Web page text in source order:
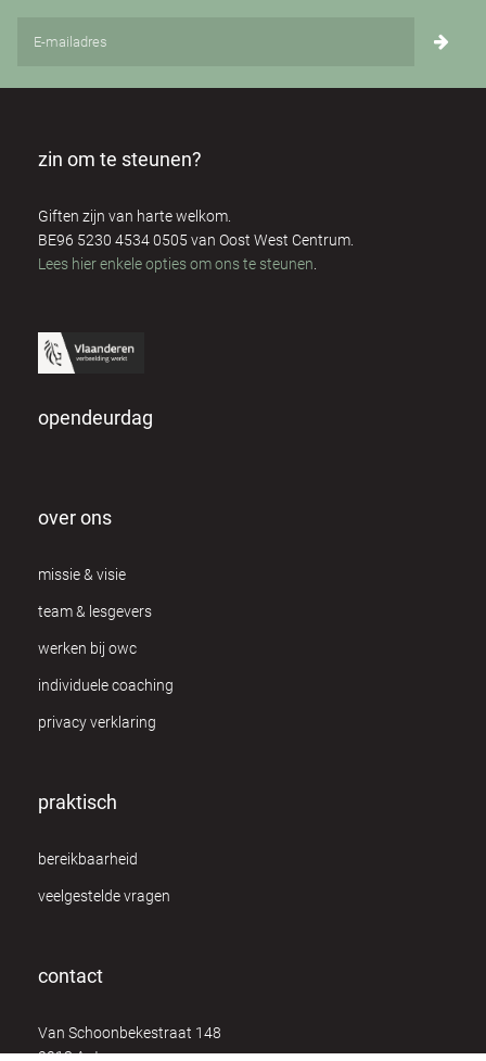
zin om te steunen?
Giften zijn van harte welkom.
BE96 5230 4534 0505 van Oost West Centrum.
Lees hier enkele opties om ons te steunen.
opendeurdag
over ons
missie & visie
team & lesgevers
werken bij owc
individuele coaching
privacy verklaring
praktisch
bereikbaarheid
veelgestelde vragen
contact
Van Schoonbekestraat 148
2018 Antwerpen